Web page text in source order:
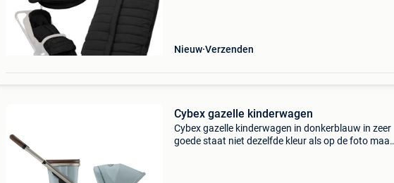
Nieuw Verzenden
Cybex gazelle kinderwagen
Cybex gazelle kinderwagen in donkerblauw in zeer
goede staat niet dezelfde kleur als op de foto maar